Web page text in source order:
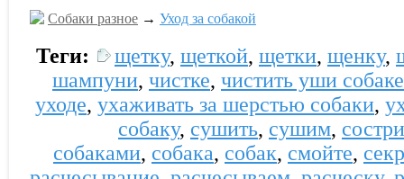
Собаки разное → Уход за собакой
Теги: щетку, щеткой, щетки, щенку,
шампуни, чистке, чистить уши собаке
уходе, ухаживать за шерстью собаки,
собаку, сушить, сушим,
собаками, собака, собак, смойте,